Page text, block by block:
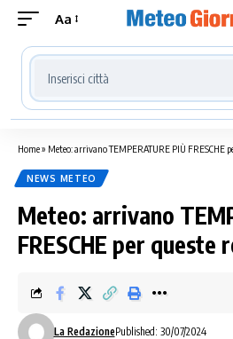
Aa
Cerca località meteo
Home» Meteo: arrivano TEMPERATURE PIÙ FRESCHE
NEWS METEO
Meteo: arrivano
FRESCHE per queste
La RedazionePublished: 30/07/2024